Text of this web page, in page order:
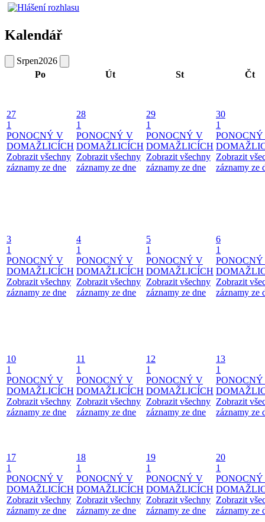
Kalendář
Srpen2026
Po
Út St Čt
27
1
PONOCNÝ V
DOMAŽLICÍCH
Zobrazit všechny
záznamy ze dne
28
1
PONOCNÝ V
DOMAŽLICÍCH
Zobrazit všechny
záznamy ze dne
29
1
PONOCNÝ V
DOMAŽLICÍCH
Zobrazit všechny
záznamy ze dne
30
1
Zobrazit
záznamy ze
3
1
PONOCNÝ V
DOMAŽLICÍCH
Zobrazit všechny
záznamy ze dne
4
1
PONOCNÝ V
DOMAŽLICÍCH
Zobrazit všechny
záznamy ze dne
5
1
PONOCNÝ V
DOMAŽLICÍCH
Zobrazit všechny
záznamy ze dne
6
1
Zobrazit
záznamy ze
10
1
PONOCNÝ V
DOMAŽLICÍCH
Zobrazit všechny
záznamy ze dne
11
1
PONOCNÝ V
DOMAŽLICÍCH
Zobrazit všechny
záznamy ze dne
12
1
PONOCNÝ V
DOMAŽLICÍCH
Zobrazit všechny
záznamy ze dne
13
1
Zobrazit
záznamy ze
17
1
PONOCNÝ V
DOMAŽLICÍCH
Zobrazit všechny
záznamy ze dne
18
1
PONOCNÝ V
DOMAŽLICÍCH
Zobrazit všechny
záznamy ze dne
19
1
PONOCNÝ V
DOMAŽLICÍCH
Zobrazit všechny
záznamy ze dne
20
1
Zobrazit
záznamy ze